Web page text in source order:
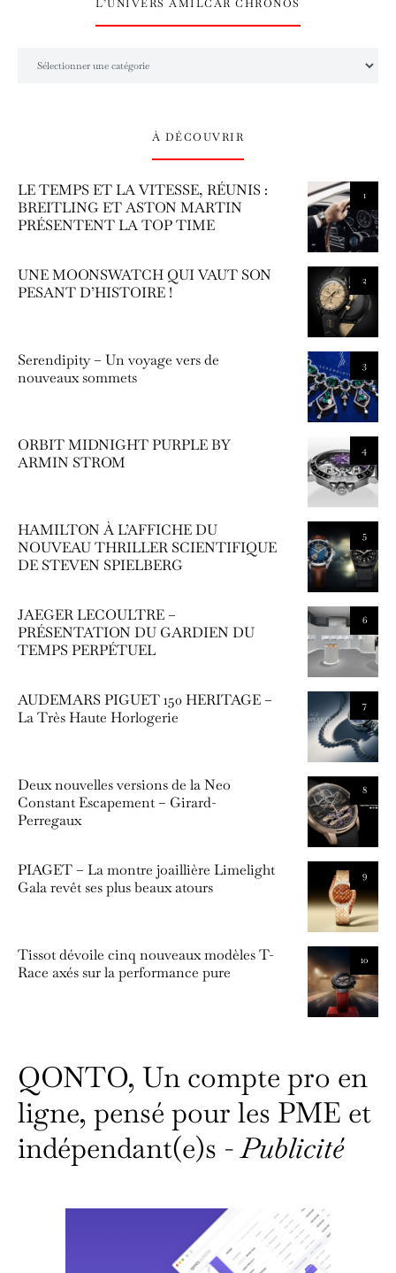
L’UNIVERS AMILCAR CHRONOS
À DÉCOUVRIR
1
LE TEMPS ET LA VITESSE, RÉUNIS :
BREITLING ET ASTON MARTIN
PRÉSENTENT LA TOP TIME
2
UNE MOONSWATCH QUI VAUT SON
PESANT D’HISTOIRE !
3
Serendipity – Un voyage vers de
nouveaux sommets
4
ORBIT MIDNIGHT PURPLE BY
ARMIN STROM
5
HAMILTON À L’AFFICHE DU
NOUVEAU THRILLER SCIENTIFIQUE
DE STEVEN SPIELBERG
6
JAEGER LECOULTRE –
PRÉSENTATION DU GARDIEN DU
TEMPS PERPÉTUEL
7
AUDEMARS PIGUET 150 HERITAGE –
La Très Haute Horlogerie
8
Deux nouvelles versions de la Neo
Constant Escapement – Girard-
Perregaux
9
PIAGET – La montre joaillière Limelight
Gala revêt ses plus beaux atours
10
Tissot dévoile cinq nouveaux modèles T-
Race axés sur la performance pure
QONTO, Un compte pro en
ligne, pensé pour les PME et
indépendant(e)s -Publicité